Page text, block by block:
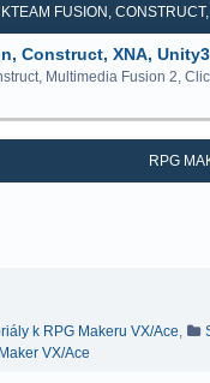
FUSION,
Construct, XNA,
Multimedia Fusion 2,
RPG
k RPG Makeru VX/Ace,
VX/Ace